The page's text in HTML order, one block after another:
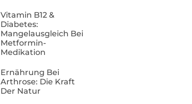
Vitamin B12 &
Diabetes:
Mangelausgleich Bei
Metformin-
Medikation
Ernährung Bei
Arthrose: Die Kraft
Der Natur